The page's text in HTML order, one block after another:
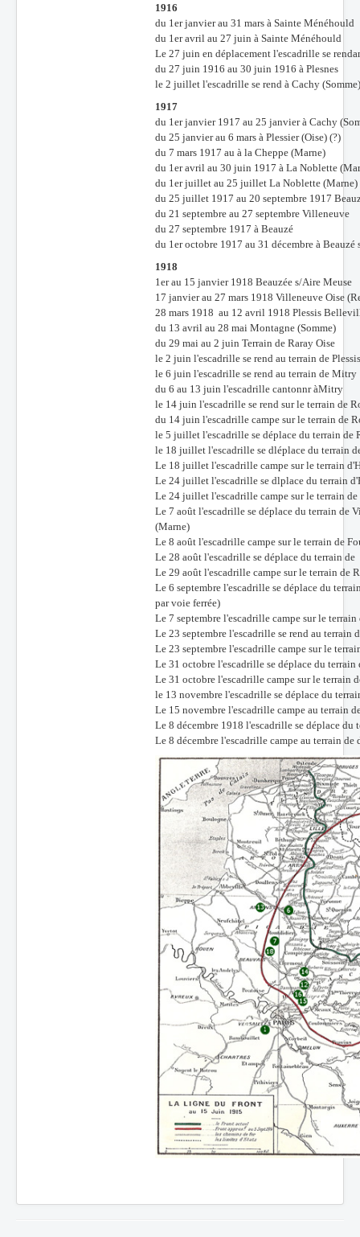
1916
du 1er janvier au 31 mars à Sainte Ménéhould
du 1er avril au 27 juin à Sainte Ménéhould
Le 27 juin en déplacement l'escadrille se
du 27 juin 1916 au 30 juin 1916 à Plesnes
le 2 juillet l'escadrille se rend à Cachy (Somme)
1917
du 1er janvier 1917 au 25 janvier à Cachy
du 25 janvier au 6 mars à Plessier (Oise) (?)
du 7 mars 1917 au à la Cheppe (Marne)
du 1er avril au 30 juin 1917 à La Noblette
du 1er juillet au 25 juillet La Noblette (Marne)
du 25 juillet 1917 au 20 septembre 1917
du 21 septembre au 27 septembre Villeneuve
du 27 septembre 1917 à Beauzé
du 1er octobre 1917 au 31 décembre à Beauzé
1918
1er au 15 janvier 1918 Beauzée s/Aire Meuse
17 janvier au 27 mars 1918 Villeneuve Oise
28 mars 1918 au 12 avril 1918 Plessis
du 13 avril au 28 mai Montagne (Somme)
du 29 mai au 2 juin Terrain de Raray Oise
le 2 juin l'escadrille se rend au terrain de
le 6 juin l'escadrille se rend au terrain de Mitry
du 6 au 13 juin l'escadrille cantonnr àMitry
le 14 juin l'escadrille se rend sur le terrain de
du 14 juin l'escadrille campe sur le terrain de
le 5 juillet l'escadrille se déplace du terrain de
le 18 juillet l'escadrille se dléplace du terrain
Le 18 juillet l'escadrille campe sur le terrain
Le 24 juillet l'escadrille se dlplace du terrain
Le 24 juillet l'escadrille campe sur le terrain
Le 7 août l'escadrille se déplace du terrain de
(Marne)
Le 8 août l'escadrille campe sur le terrain de
Le 28 août l'escadrille se déplace du terrain
Le 29 août l'escadrille campe sur le terrain de
Le 6 septembre l'escadrille se déplace du
par voie ferrée)
Le 7 septembre l'escadrille campe sur le terrain
Le 23 septembre l'escadrille se rend au terrain
Le 23 septembre l'escadrille campe sur le
Le 31 octobre l'escadrille se déplace du
Le 31 octobre l'escadrille campe sur le terrain
le 13 novembre l'escadrille se déplace du
Le 15 novembre l'escadrille campe au terrain
Le 8 décembre 1918 l'escadrille se déplace
Le 8 décembre l'escadrille campe au terrain de